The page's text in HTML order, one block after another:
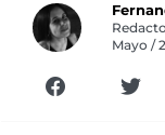
Mayo /